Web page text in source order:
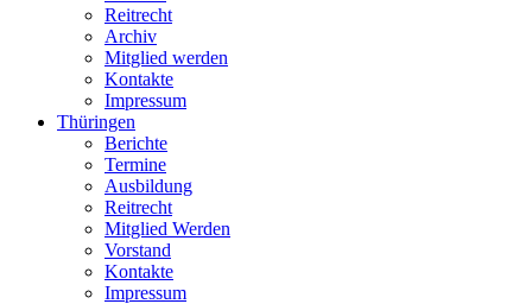
Reitrecht
Archiv
Mitglied werden
Kontakte
Impressum
Thüringen
Berichte
Termine
Ausbildung
Reitrecht
Mitglied Werden
Vorstand
Kontakte
Impressum